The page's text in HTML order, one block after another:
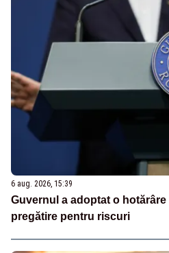
6 aug. 2026, 15:39
Guvernul a adoptat o
pregătire pentru riscuri